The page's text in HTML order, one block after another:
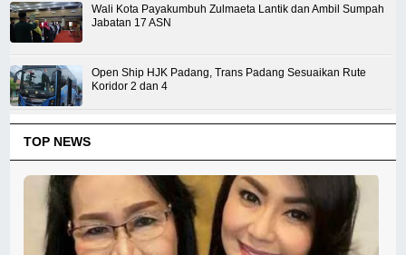
Wali Kota Payakumbuh Zulmaeta Lantik dan Ambil Sumpah
Jabatan 17 ASN
Open Ship HJK Padang, Trans Padang Sesuaikan Rute
Koridor 2 dan 4
TOP NEWS